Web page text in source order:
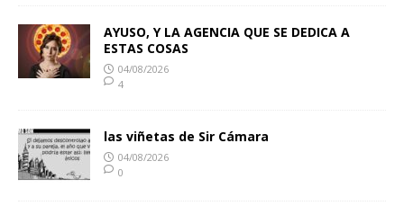
AYUSO, Y LA AGENCIA QUE SE DEDICA A
ESTAS COSAS
04/08/2026
4
las viñetas de Sir Cámara
04/08/2026
0